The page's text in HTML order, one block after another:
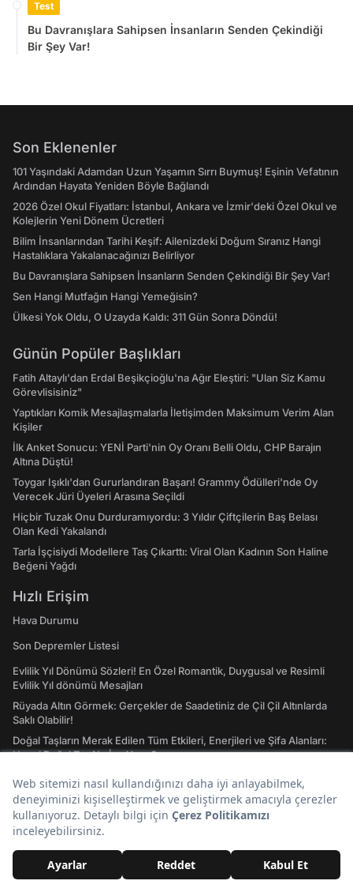
Test
Bu Davranışlara Sahipsen İnsanların Senden Çekindiği
Bir Şey Var!
Son Eklenenler
101 Yaşındaki Adamdan Uzun Yaşamın Sırrı Buymuş! Eşinin Vefatının
Ardından Hayata Yeniden Böyle Bağlandı
2026 Özel Okul Fiyatları: İstanbul, Ankara ve İzmir'deki Özel Okul ve
Kolejlerin Yeni Dönem Ücretleri
Bilim İnsanlarından Tarihi Keşif: Ailenizdeki Doğum Sıranız Hangi
Hastalıklara Yakalanacağınızı Belirliyor
Bu Davranışlara Sahipsen İnsanların Senden Çekindiği Bir Şey Var!
Sen Hangi Mutfağın Hangi Yemeğisin?
Ülkesi Yok Oldu, O Uzayda Kaldı: 311 Gün Sonra Döndü!
Günün Popüler Başlıkları
Fatih Altaylı'dan Erdal Beşikçioğlu'na Ağır Eleştiri: "Ulan Siz Kamu
Görevlisisiniz"
Yaptıkları Komik Mesajlaşmalarla İletişimden Maksimum Verim Alan
Kişiler
İlk Anket Sonucu: YENİ Parti'nin Oy Oranı Belli Oldu, CHP Barajın
Altına Düştü!
Toygar Işıklı'dan Gururlandıran Başarı! Grammy Ödülleri'nde Oy
Verecek Jüri Üyeleri Arasına Seçildi
Hiçbir Tuzak Onu Durduramıyordu: 3 Yıldır Çiftçilerin Baş Belası
Olan Kedi Yakalandı
Tarla İşçisiydi Modellere Taş Çıkarttı: Viral Olan Kadının Son Haline
Beğeni Yağdı
Hızlı Erişim
Hava Durumu
Son Depremler Listesi
Evlilik Yıl Dönümü Sözleri! En Özel Romantik, Duygusal ve Resimli
Evlilik Yıl dönümü Mesajları
Rüyada Altın Görmek: Gerçekler de Saadetiniz de Çil Çil Altınlarda
Saklı Olabilir!
Doğal Taşların Merak Edilen Tüm Etkileri, Enerjileri ve Şifa Alanları:
Hangi Doğal Taş Ne İşe Yarar?
Çok Kullanılan Emojiler ve Anlamları
Atasözleri ve Anlamları: A'dan Z'ye Gündelik Hayatta En Sık
Kullanılan Atasözleri ve Anlamları
ve Oynama Yönleri
Tarot Kartları ve Anlamları Nelerdir? Majör ve Minör Arkana Desteleri